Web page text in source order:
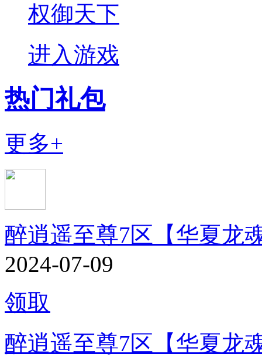
权御天下
进入游戏
热门礼包
更多+
醉逍遥至尊7区【华夏龙
2024-07-09
领取
醉逍遥至尊7区【华夏龙